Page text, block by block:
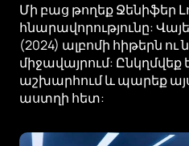
Մի բաց թողեք Ջենիֆեր
հնարավորությունը:
(2024) ալբոմի հիթերն ու
միջավայրում:
աշխարհում և պարեք
աստղի հետ: